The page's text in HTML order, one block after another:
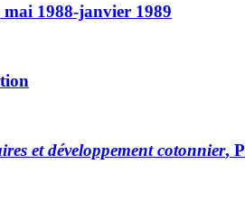
1988-janvier 1989
et développement cotonnier,